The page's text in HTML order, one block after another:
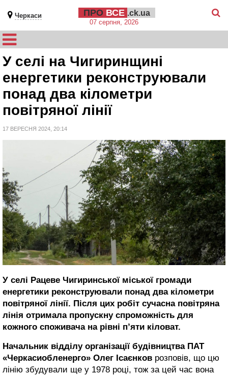
Черкаси ПРО ВСЕ .ck.ua
07 серпня, 2026
У селі на Чигиринщині
енергетики реконструювали
понад два кілометри
повітряної лінії
17 ВЕРЕСНЯ 2024, 20:14
У селі Рацеве Чигиринської міської громади
енергетики реконструювали понад два кілометри
повітряної лінії. Після цих робіт сучасна повітряна
лінія отримала пропускну спроможність для
кожного споживача на рівні п’яти кіловат.
Начальник відділу організації будівництва ПАТ
«Черкасиобленерго» Олег Ісаєнков розповів, що цю
лінію збудували ще у 1978 році, тож за цей час вона